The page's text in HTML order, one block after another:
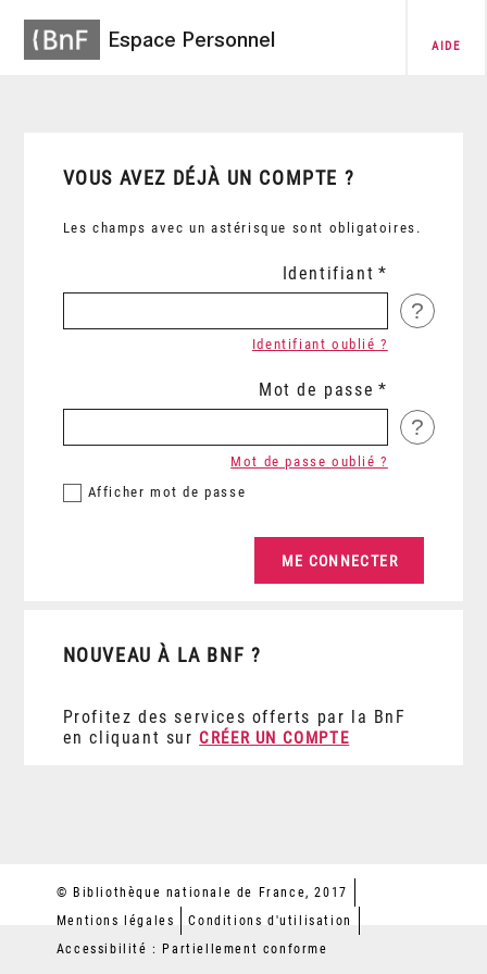
Espace Personnel AIDE
VOUS AVEZ DÉJÀ UN COMPTE ?
Les champs avec un astérisque sont obligatoires.
Identifiant
?
Identifiant oublié ?
Mot de passe
?
Afficher mot de passe
Mot de passe oublié ?
NOUVEAU À LA BNF ?
Profitez des services offerts par la BnF
en cliquant sur CRÉER UN COMPTE
© Bibliothèque nationale de France, 2017
Mentions légales
Conditions d'utilisation
Accessibilité : Partiellement conforme